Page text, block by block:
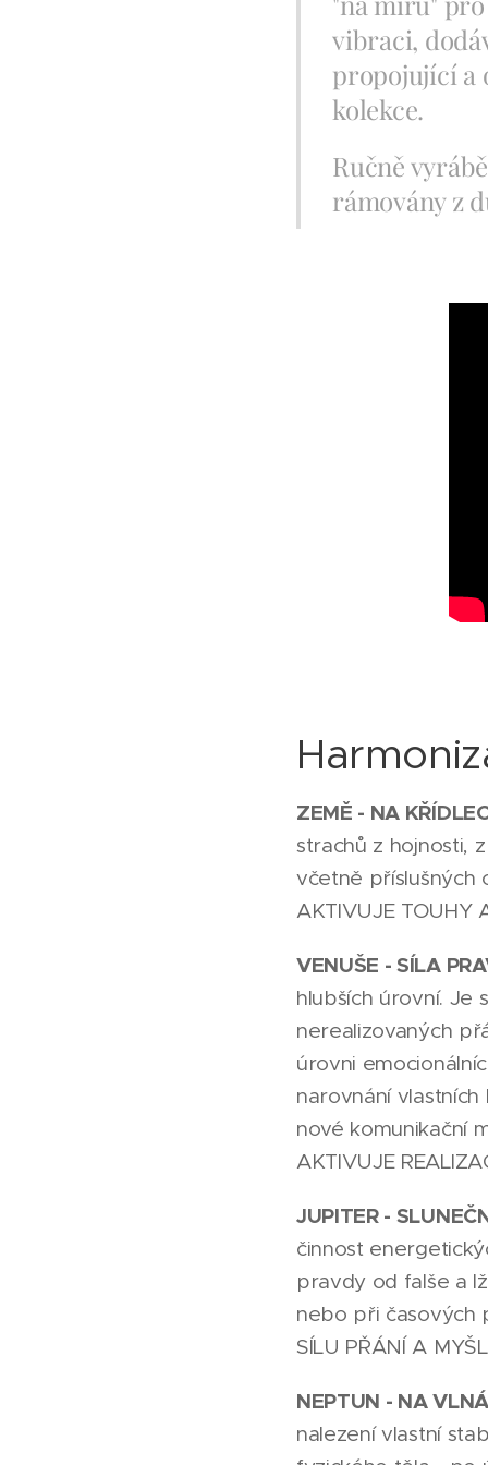
vibraci,
propojující a
kolekce.
Ručně
rámovány z
ZEMĚ - NA
strachů z hojnosti,
včetně příslušných
AKTIVUJE TOUHY
VENUŠE - SÍLA
hlubších úrovní. Je
nerealizovaných
úrovni
narovnání
nové komunikační
AKTIVUJE
JUPITER -
činnost
pravdy od falše a
nebo při časových
SÍLU PŘÁNÍ A
NEPTUN - NA
nalezení vlastní